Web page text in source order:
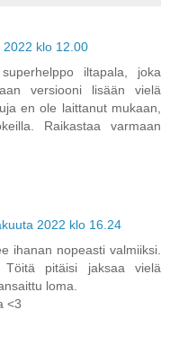
klo 12.00
iltapala, joka
versiooni lisään vielä
en ole laittanut mukaan,
Raikastaa varmaan
2022 klo 16.24
ihanan nopeasti valmiiksi.
pitäisi jaksaa vielä
loma.
<3